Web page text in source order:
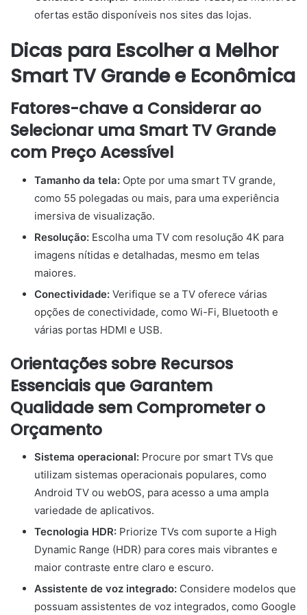
ofertas estão disponíveis nos sites das lojas.
Dicas para Escolher a Melhor
Smart TV Grande e Econômica
Fatores-chave a Considerar ao
Selecionar uma Smart TV Grande
com Preço Acessível
Tamanho da tela: Opte por uma smart TV grande,
como 55 polegadas ou mais, para uma experiência
imersiva de visualização.
Resolução: Escolha uma TV com resolução 4K para
imagens nítidas e detalhadas, mesmo em telas
maiores.
Conectividade: Verifique se a TV oferece várias
opções de conectividade, como Wi-Fi, Bluetooth e
várias portas HDMI e USB.
Orientações sobre Recursos
Essenciais que Garantem
Qualidade sem Comprometer o
Orçamento
Sistema operacional: Procure por smart TVs que
utilizam sistemas operacionais populares, como
Android TV ou webOS, para acesso a uma ampla
variedade de aplicativos.
Tecnologia HDR: Priorize TVs com suporte a High
Dynamic Range (HDR) para cores mais vibrantes e
maior contraste entre claro e escuro.
Assistente de voz integrado: Considere modelos que
possuam assistentes de voz integrados, como Google